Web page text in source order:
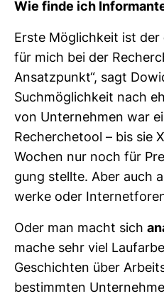
Wie finde ich
Erste Mög­lich­keit ist der
für mich bei der
Ansatz­punkt“, sagt
Such­mög­lich­keit nach
von Unter­nehmen war
Recher­che­tool – bis sie
Wochen nur noch für
gung stellte. Aber auch
werke oder
Oder man macht sich
mache sehr viel
Geschichten über
bestimmten